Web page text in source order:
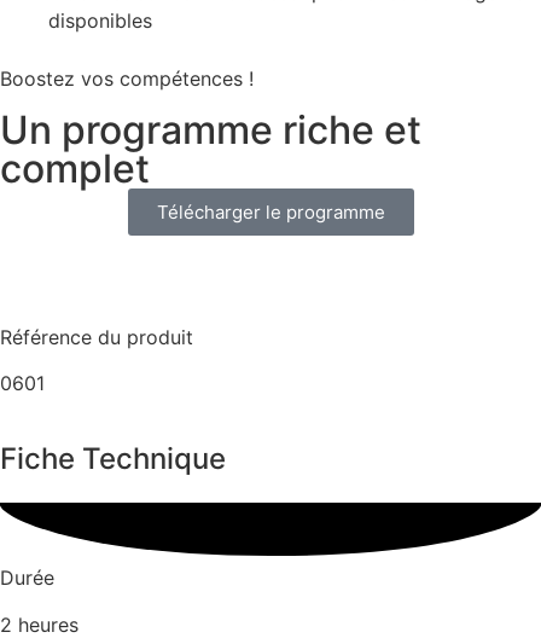
disponibles
Boostez vos compétences !
Un programme riche et
complet
Télécharger le programme
Référence du produit
0601
Fiche Technique
Durée
2 heures